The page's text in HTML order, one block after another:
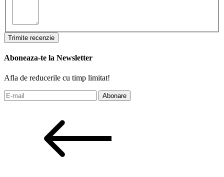
Trimite recenzie
Aboneaza-te la Newsletter
Afla de reducerile cu timp limitat!
Abonare